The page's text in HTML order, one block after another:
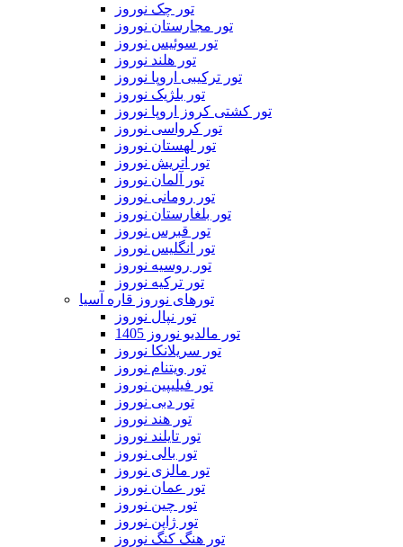
تور چک نوروز
تور مجارستان نوروز
تور سوئیس نوروز
تور هلند نوروز
تور ترکیبی اروپا نوروز
تور بلژیک نوروز
تور کشتی کروز اروپا نوروز
تور کرواسی نوروز
تور لهستان نوروز
تور اتریش نوروز
تور آلمان نوروز
تور رومانی نوروز
تور بلغارستان نوروز
تور قبرس نوروز
تور انگلیس نوروز
تور روسیه نوروز
تور ترکیه نوروز
تورهای نوروز قاره آسیا
تور نپال نوروز
تور مالدیو نوروز 1405
تور سریلانکا نوروز
تور ویتنام نوروز
تور فیلیپین نوروز
تور دبی نوروز
تور هند نوروز
تور تایلند نوروز
تور بالی نوروز
تور مالزی نوروز
تور عمان نوروز
تور چین نوروز
تور ژاپن نوروز
تور هنگ کنگ نوروز